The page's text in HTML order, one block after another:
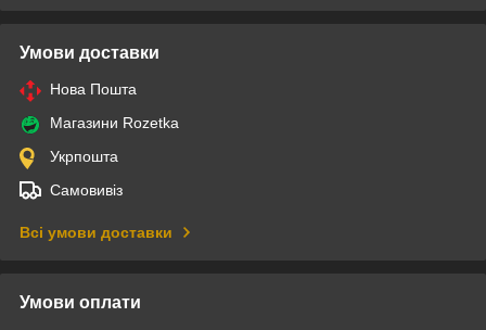
Умови доставки
Нова Пошта
Магазини Rozetka
Укрпошта
Самовивіз
Всі умови доставки
Умови оплати